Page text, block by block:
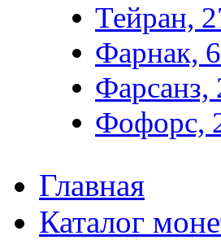
Тейран,
Фарнак,
Фарсанз,
Фофорс,
Главная
Каталог